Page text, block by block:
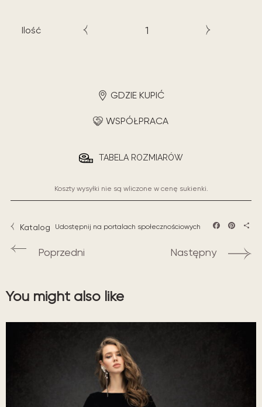
Ilość
GDZIE KUPIĆ
WSPÓŁPRACA
TABELA ROZMIARÓW
Koszty wysyłki nie są wliczone w cenę sukienki.
Katalog Udostępnij na portalach społecznościowych
Poprzedni Następny
You might also like